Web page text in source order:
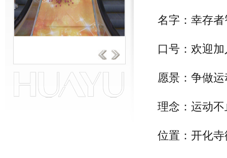
名字：幸存
口号：欢迎
愿景：争做
理念：运动
位置：开化